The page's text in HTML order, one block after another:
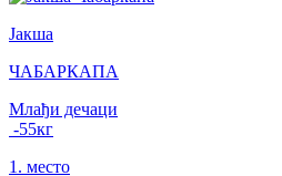
Јакша
ЧАБАРКАПА
Млађи дечаци
-55кг
1 . место